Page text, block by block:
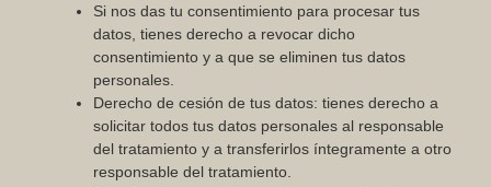
Si nos das tu consentimiento para procesar tus
datos, tienes derecho a revocar dicho
consentimiento y a que se eliminen tus datos
personales.
Derecho de cesión de tus datos: tienes derecho a
solicitar todos tus datos personales al responsable
del tratamiento y a transferirlos íntegramente a otro
responsable del tratamiento.